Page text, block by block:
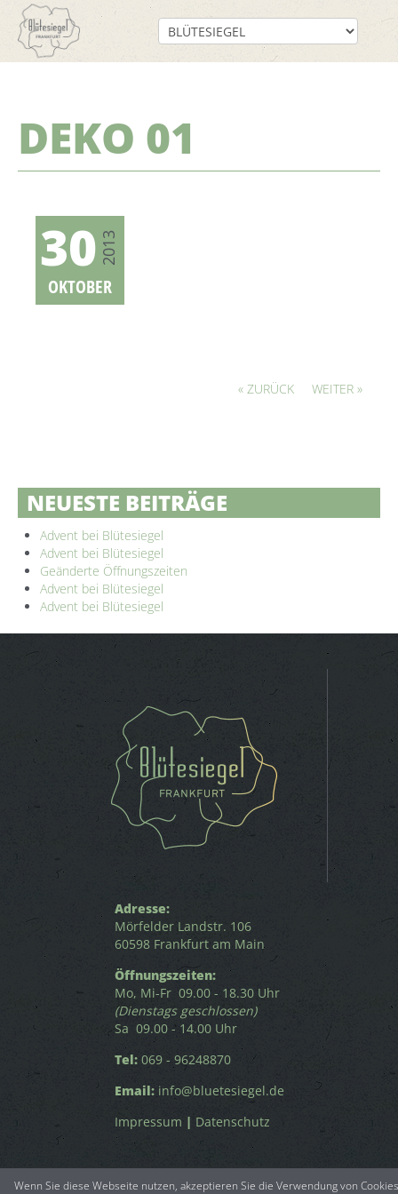
DEKO 01
30
OKTOBER
2013
WEITER »
« ZURÜCK
NEUESTE BEITRÄGE
Advent bei Blütesiegel
Advent bei Blütesiegel
Geänderte Öffnungszeiten
Advent bei Blütesiegel
Advent bei Blütesiegel
Adresse:
Mörfelder Landstr. 106
60598 Frankfurt am Main
Öffnungszeiten:
Mo, Mi-Fr 09.00 - 18.30 Uhr
(Dienstags geschlossen)
Sa 09.00 - 14.00 Uhr
Tel: 069 - 96248870
Email: info@bluetesiegel.de
Impressum | Datenschutz
Wenn Sie diese Webseite nutzen, akzeptieren Sie die Verwendung von